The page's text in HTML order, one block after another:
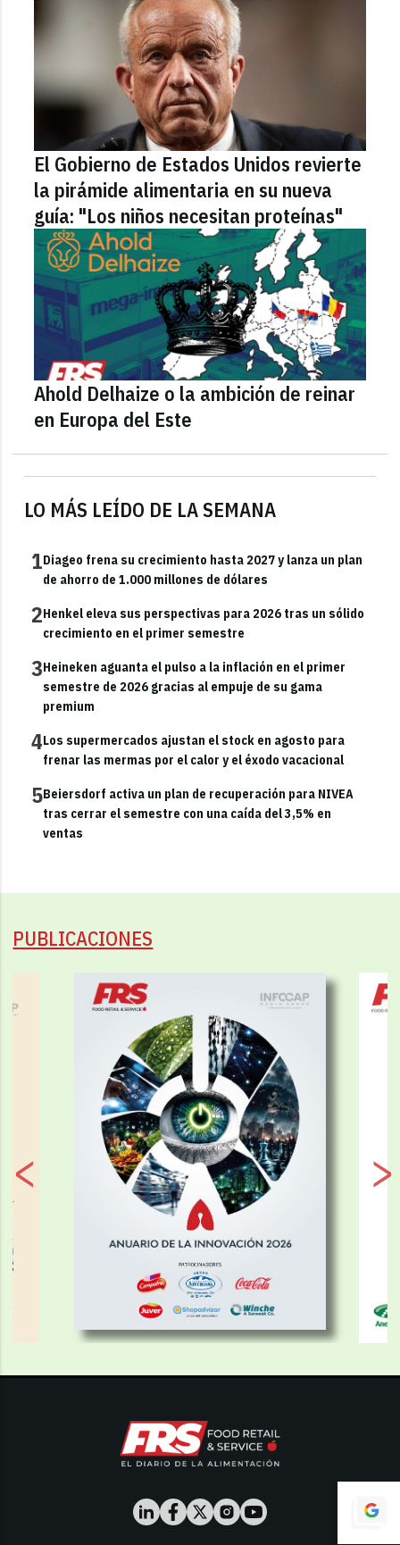
LO MÁS LEÍDO DE LA SEMANA
1Diageo frena su crecimiento hasta 2027 y lanza un plan
de ahorro de 1.000 millones de dólares
2Henkel eleva sus perspectivas para 2026 tras un sólido
crecimiento en el primer semestre
3Heineken aguanta el pulso a la inflación en el primer
semestre de 2026 gracias al empuje de su gama
premium
4Los supermercados ajustan el stock en agosto para
frenar las mermas por el calor y el éxodo vacacional
5Beiersdorf activa un plan de recuperación para NIVEA
tras cerrar el semestre con una caída del 3,5% en
ventas
El Gobierno de Estados Unidos revierte
la pirámide alimentaria en su nueva
guía: "Los niños necesitan proteínas"
Ahold Delhaize o la ambición de reinar
en Europa del Este
PUBLICACIONES